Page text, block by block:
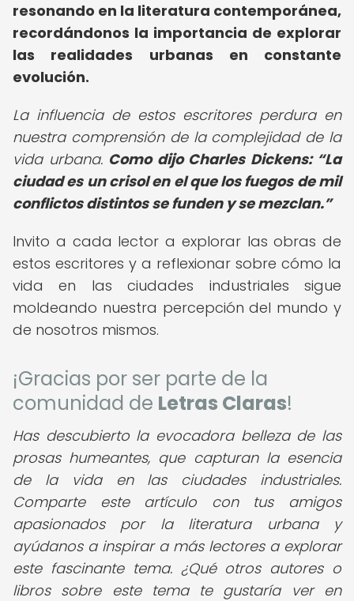
resonando en la literatura contemporánea,
recordándonos la importancia de explorar
las realidades urbanas en constante
evolución.
La influencia de estos escritores perdura en
nuestra comprensión de la complejidad de la
vida urbana. Como dijo Charles Dickens: La
ciudad es un crisol en el que los fuegos de mil
conflictos distintos se funden y se mezclan.
Invito a cada lector a explorar las obras de
estos escritores y a reflexionar sobre cómo la
vida en las ciudades industriales sigue
moldeando nuestra percepción del mundo y
de nosotros mismos.
¡Gracias por ser parte de la
comunidad de Letras Claras!
Has descubierto la evocadora belleza de las
prosas humeantes, que capturan la esencia
de la vida en las ciudades industriales.
Comparte este artículo con tus amigos
apasionados por la literatura urbana y
ayúdanos a inspirar a más lectores a explorar
este fascinante tema. ¿Qué otros autores o
libros sobre este tema te gustaría ver en